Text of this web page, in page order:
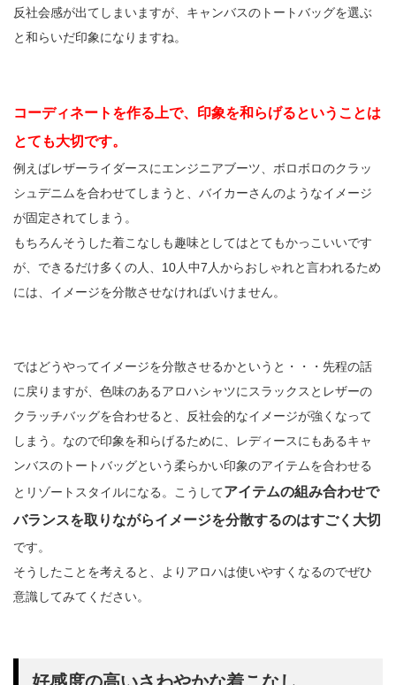
反社会感が出てしまいますが、キャンバスのトートバッグを選ぶ
と和らいだ印象になりますね。
コーディネートを作る上で、印象を和らげるということは
とても大切です。
例えばレザーライダースにエンジニアブーツ、ボロボロのクラッ
シュデニムを合わせてしまうと、バイカーさんのようなイメージ
が固定されてしまう。
もちろんそうした着こなしも趣味としてはとてもかっこいいです
が、できるだけ多くの人、10人中7人からおしゃれと言われるため
には、イメージを分散させなければいけません。
ではどうやってイメージを分散させるかというと・・・先程の話
に戻りますが、色味のあるアロハシャツにスラックスとレザーの
クラッチバッグを合わせると、反社会的なイメージが強くなって
しまう。なので印象を和らげるために、レディースにもあるキャ
ンバスのトートバッグという柔らかい印象のアイテムを合わせる
とリゾートスタイルになる。こうしてアイテムの組み合わせで
バランスを取りながらイメージを分散するのはすごく大切
です。
そうしたことを考えると、よりアロハは使いやすくなるのでぜひ
意識してみてください。